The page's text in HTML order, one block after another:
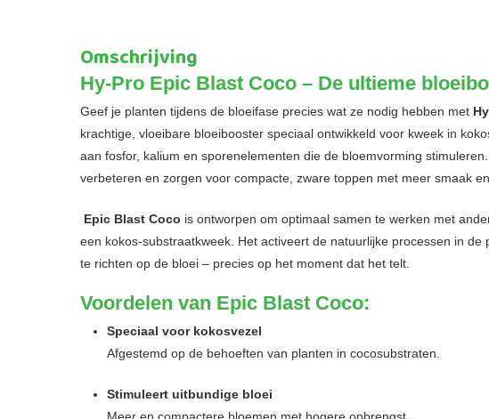
Omschrijving
Hy-Pro Epic Blast Coco – De ultieme
Geef je planten tijdens de bloeifase precies wat ze nodig hebben met
krachtige, vloeibare bloeibooster speciaal ontwikkeld voor kweek in
aan fosfor, kalium en sporenelementen die de bloemvorming
verbeteren en zorgen voor compacte, zware toppen met meer smaak
Epic Blast Coco is ontworpen om optimaal samen te werken met
een kokos-substraatkweek. Het activeert de natuurlijke processen in de
te richten op de bloei – precies op het moment dat het telt.
Voordelen van Epic Blast Coco:
Speciaal voor kokosvezel
Afgestemd op de behoeften van planten in cocosubstraten.
Stimuleert uitbundige bloei